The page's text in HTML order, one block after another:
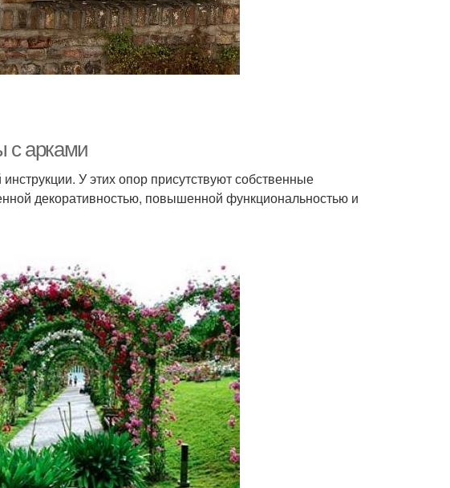
с арками
У этих опор присутствуют собственные
декоративностью, повышенной функциональностью и